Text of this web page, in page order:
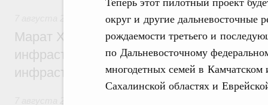
округ и другие
рождаемости третьего и
по Дальневосточному
многодетных семей в
Сахалинской областях и
Бюджеты субъектов Федерации.
Марат Хуснуллин: 15 объектов
инфраструктуры построили и обновили
инфраструктурным кредитам